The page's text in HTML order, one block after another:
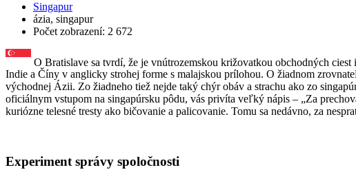
Singapur
ázia, singapur
Počet zobrazení: 2 672
O Bratislave sa tvrdí, že je vnútrozemskou križovatkou obchodných
Indie a Číny v anglicky strohej forme s malajskou prílohou. O žiadnom
východnej Ázii. Zo žiadneho tiež nejde taký chýr obáv a strachu ako zo
oficiálnym vstupom na singapúrsku pôdu, vás privíta veľký nápis – „Za
kuriózne telesné tresty ako bičovanie a palicovanie. Tomu sa nedávno, za
Experiment správy spoločnosti